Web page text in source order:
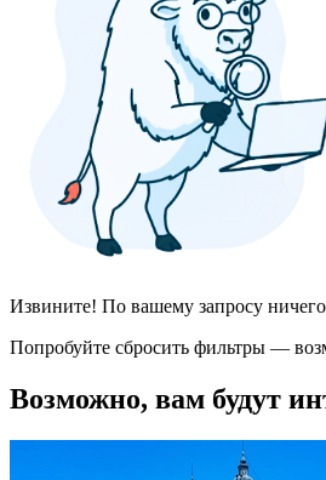
Извините! По вашему запросу
Попробуйте сбросить фильтры —
Возможно, вам будут